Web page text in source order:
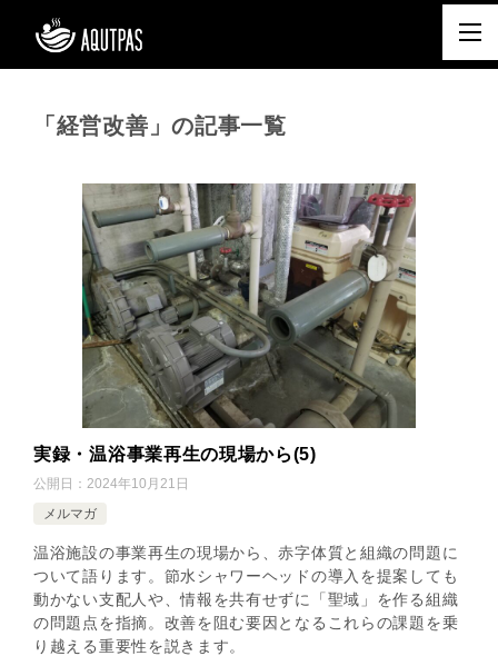
「経営改善」の記事一覧
実録・温浴事業再生の現場から(5)
公開日： 2024年10月21日
メルマガ
温浴施設の事業再生の現場から、赤字体質と組織の問題に
ついて語ります。節水シャワーヘッドの導入を提案しても
動かない支配人や、情報を共有せずに「聖域」を作る組織
の問題点を指摘。改善を阻む要因となるこれらの課題を乗
り越える重要性を説きます。